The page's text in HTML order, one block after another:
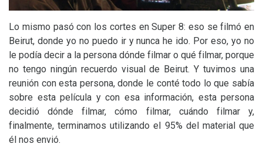
Lo mismo pasó con los cortes en Super 8: eso se filmó en
Beirut, donde yo no puedo ir y nunca he ido. Por eso, yo no
le podía decir a la persona dónde filmar o qué filmar, porque
no tengo ningún recuerdo visual de Beirut. Y tuvimos una
reunión con esta persona, donde le conté todo lo que sabía
sobre esta película y con esa información, esta persona
decidió dónde filmar, cómo filmar, cuándo filmar y,
finalmente, terminamos utilizando el 95% del material que
él nos envió.